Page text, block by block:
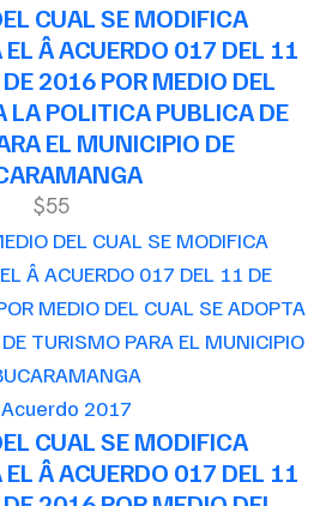
CUAL SE MODIFICA
Â ACUERDO 017 DEL 11
2016 POR MEDIO DEL
LA POLITICA PUBLICA DE
EL MUNICIPIO DE
$55
2017
CUAL SE MODIFICA
Â ACUERDO 017 DEL 11